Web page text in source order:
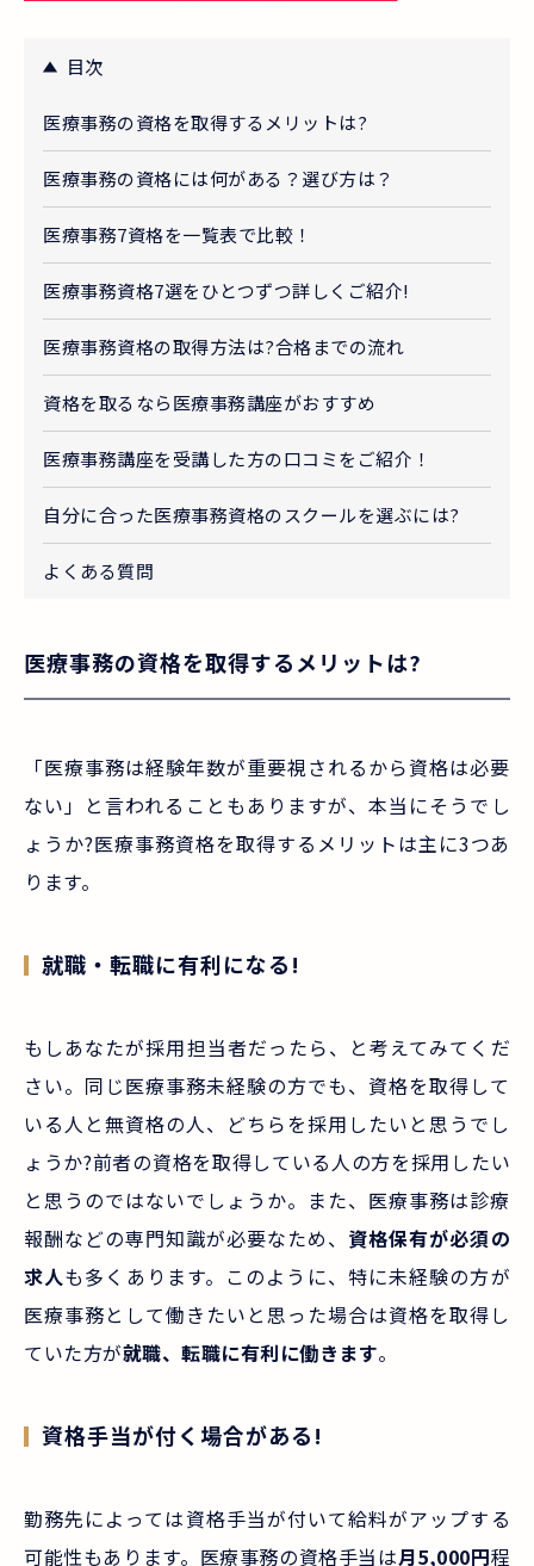
目次
医療事務の資格を取得するメリットは?
医療事務の資格には何がある？選び方は？
医療事務7資格を一覧表で比較！
医療事務資格7選をひとつずつ詳しくご紹介!
医療事務資格の取得方法は?合格までの流れ
資格を取るなら医療事務講座がおすすめ
医療事務講座を受講した方の口コミをご紹介！
自分に合った医療事務資格のスクールを選ぶには?
よくある質問
医療事務の資格を取得するメリットは?
「医療事務は経験年数が重要視されるから資格は必要
ない」と言われることもありますが、本当にそうでし
ょうか?医療事務資格を取得するメリットは主に3つあ
ります。
就職・転職に有利になる!
もしあなたが採用担当者だったら、と考えてみてくだ
さい。同じ医療事務未経験の方でも、資格を取得して
いる人と無資格の人、どちらを採用したいと思うでし
ょうか?前者の資格を取得している人の方を採用したい
と思うのではないでしょうか。また、医療事務は診療
報酬などの専門知識が必要なため、 資格保有が必須の
求人も多くあります。このように、特に未経験の方が
医療事務として働きたいと思った場合は資格を取得し
ていた方が就職、転職に有利に働きます。
資格手当が付く場合がある!
勤務先によっては資格手当が付いて給料がアップする
可能性もあります。医療事務の資格手当は月5,000円程